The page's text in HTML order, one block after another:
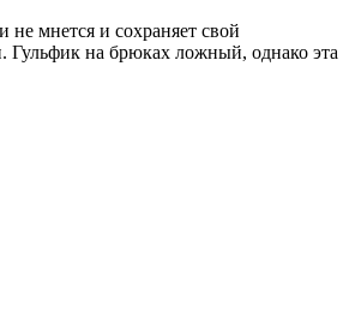
мнется и сохраняет свой
на брюках ложный, однако эта